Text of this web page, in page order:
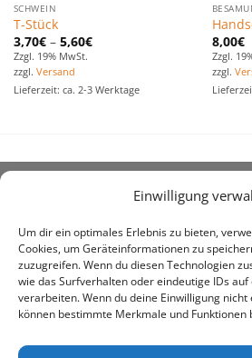
Einwilligung
Um dir ein optimales Erlebnis zu bieten,
Cookies, um Geräteinformationen zu
zuzugreifen. Wenn du diesen Technologien
wie das Surfverhalten oder eindeutige IDs auf
verarbeiten. Wenn du deine Einwilligung
können bestimmte Merkmale und
SCHWEIN
T-Stück
3,70€– 5,60€
Zzgl. 19% MwSt.
zzgl. Versand
Lieferzeit: ca. 2-3 Werktage
8,00€
Zzgl.
zzgl.